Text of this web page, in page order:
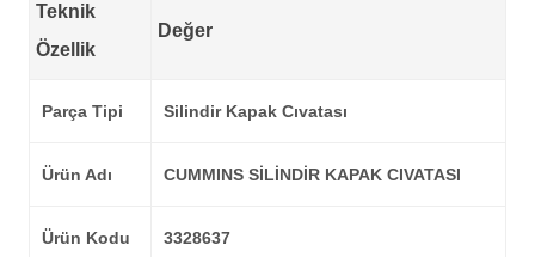
Teknik
Özellik
Değer
Parça Tipi Silindir Kapak Cıvatası
Ürün Adı CUMMINS SİLİNDİR KAPAK CIVATASI
Ürün Kodu 3328637